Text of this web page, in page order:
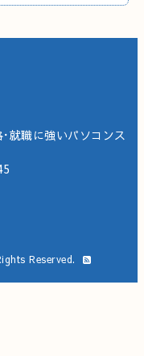
就職に強いパソコンス
Reserved.